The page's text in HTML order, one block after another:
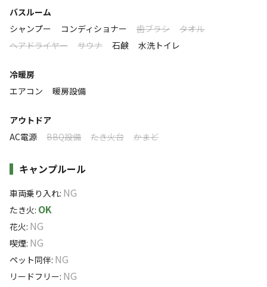
バスルーム
シャンプー
コンディショナー 歯ブラシ
タオル
ヘアドライヤー
サウナ 石鹸 水洗トイレ
冷暖房
エアコン
暖房設備
アウトドア
AC電源
BBQ設備 たき火台 かまど
キャンプルール
車両乗り入れ: NG
たき火: OK
花火: NG
喫煙: NG
ペット同伴: NG
リードフリー: NG
落ち着く
利用者層
#上級者向け #初心者歓迎 直火OK
#グループにおすすめ
キャンペーン